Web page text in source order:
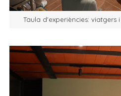
Taula d'experiències: viatgers